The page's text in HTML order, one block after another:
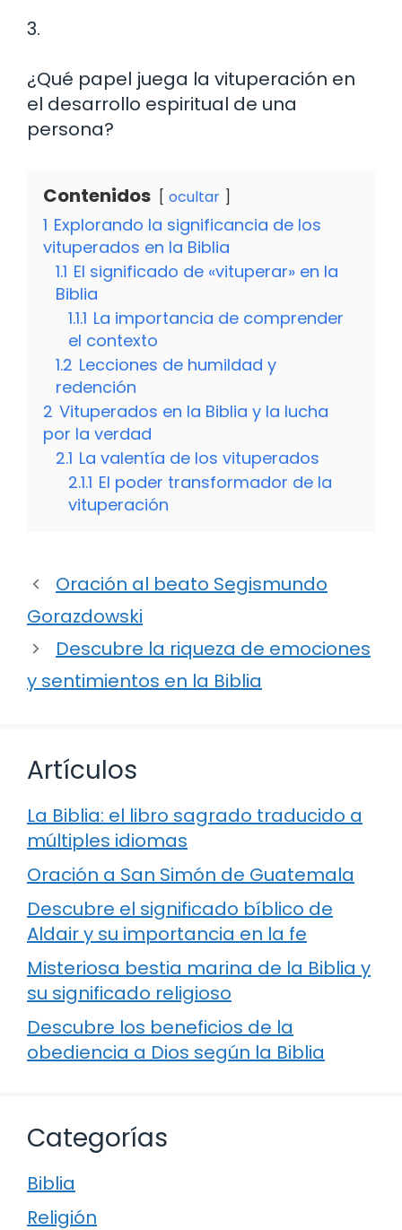
3.
¿Qué papel juega la vituperación en
el desarrollo espiritual de una
persona?
Contenidos ocultar
1 Explorando la significancia de los
vituperados en la Biblia
1.1 El significado de «vituperar» en la
Biblia
1.1.1 La importancia de comprender
el contexto
1.2 Lecciones de humildad y
redención
2 Vituperados en la Biblia y la lucha
por la verdad
2.1 La valentía de los vituperados
2.1.1 El poder transformador de la
vituperación
Oración al beato Segismundo
Gorazdowski
Descubre la riqueza de emociones
y sentimientos en la Biblia
Artículos
La Biblia: el libro sagrado traducido a
múltiples idiomas
Oración a San Simón de Guatemala
Descubre el significado bíblico de
Aldair y su importancia en la fe
Misteriosa bestia marina de la Biblia y
su significado religioso
Descubre los beneficios de la
obediencia a Dios según la Biblia
Categorías
Biblia
Religión